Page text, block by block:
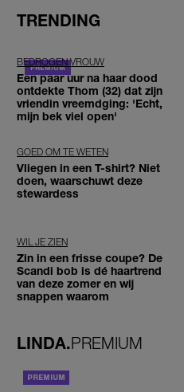
TRENDING
BEDROGEN VROUW
Een paar uur na haar dood
ontdekte Thom (32) dat zijn
vriendin vreemdging: 'Echt,
mijn bek viel open'
GOED OM TE WETEN
Vliegen in een T-shirt? Niet
doen, waarschuwt deze
stewardess
WIL JE ZIEN
Zin in een frisse coupe? De
Scandi bob is dé haartrend
van deze zomer en wij
snappen waarom
LINDA.PREMIUM